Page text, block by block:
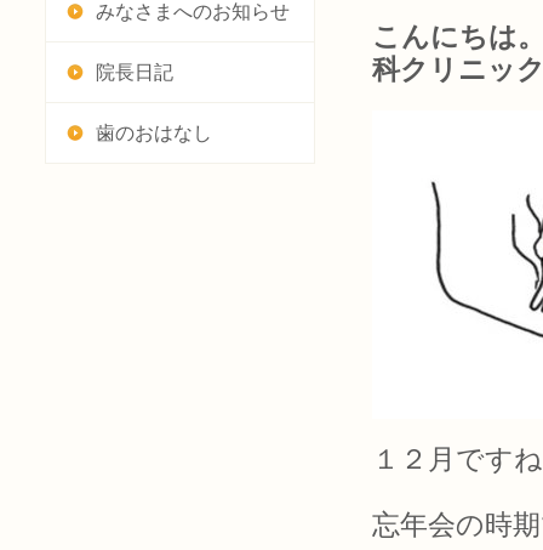
みなさまへのお知らせ
院長日記
歯のおはなし
こんにちは
科クリニッ
１２月です
忘年会の時